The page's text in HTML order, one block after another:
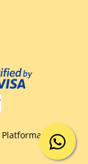
Platforma E-